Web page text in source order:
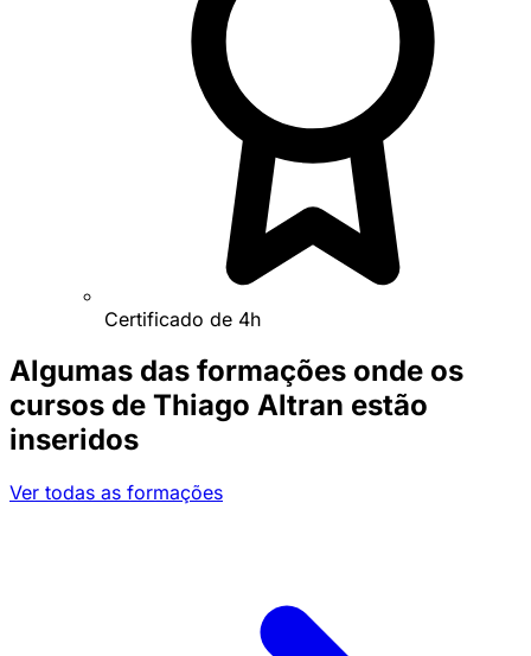
Certificado de 4h
Algumas das formações onde os
cursos de Thiago Altran estão
inseridos
Ver todas as formações